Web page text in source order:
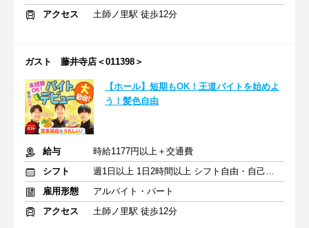
アクセス
土師ノ里駅 徒歩12分
ガスト 藤井寺店＜011398＞
【ホール】短期もOK！王道バイトを始めよ
う！髪色自由
給与
時給1177円以上＋交通費
シフト
週1日以上 1日2時間以上 シフト自由・自己申告
雇用形態
アルバイト・パート
アクセス
土師ノ里駅 徒歩12分